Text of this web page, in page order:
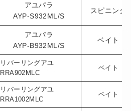
アユパラ
AYP-S932ML/S
スピニング
アユパラ
AYP-B932ML/S
ベイト
リバーリングアユ
RRA902MLC
ベイト
リバーリングアユ
RRA1002MLC
ベイト